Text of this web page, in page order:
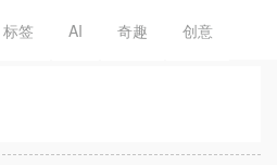
标签 AI 奇趣 创意